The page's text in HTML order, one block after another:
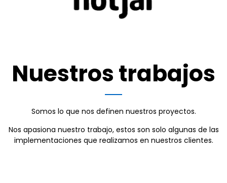
Hotjar muestra la interacción de los usuarios
en el sitio a través del registro grabado de
Nuestros trabajos
Somos lo que nos definen nuestros proyectos.
Nos apasiona nuestro trabajo, estos son solo algunas de las
implementaciones que realizamos en nuestros clientes.